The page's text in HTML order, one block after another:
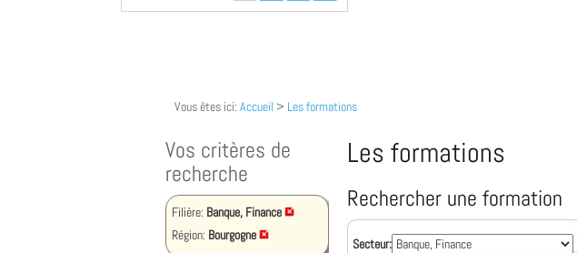
Vous êtes ici: Accueil > Les formations
Vos critères de
recherche
Filière: Banque, Finance
Région: Bourgogne
Les formations
Rechercher une formation
Secteur: